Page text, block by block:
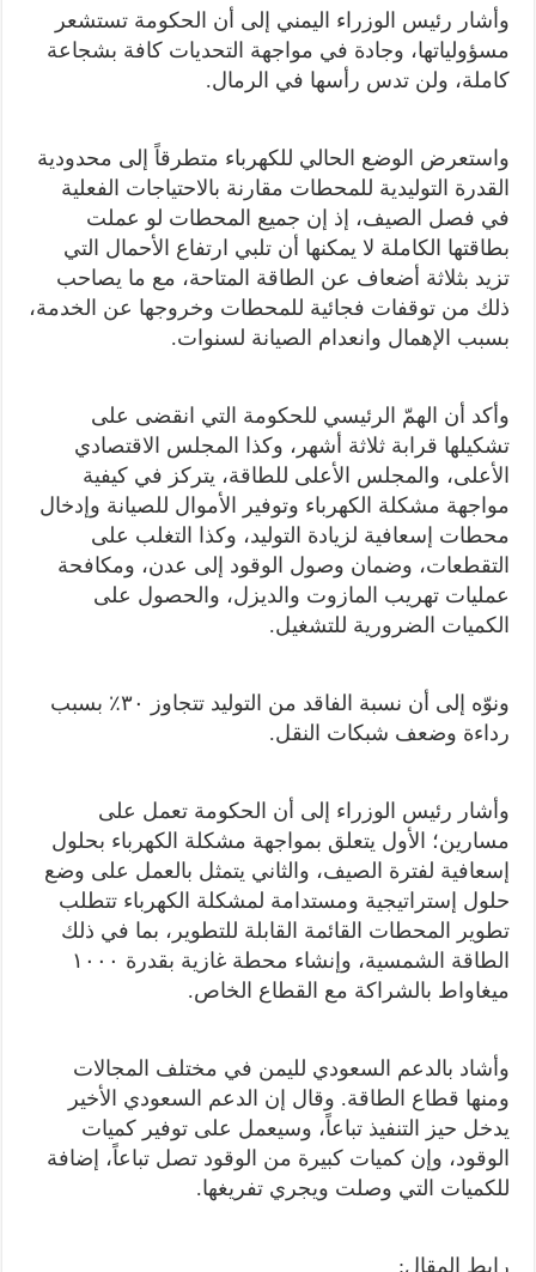
وأشار رئيس الوزراء اليمني إلى أن الحكومة تستشعر
مسؤولياتها، وجادة في مواجهة التحديات كافة بشجاعة
كاملة، ولن تدس رأسها في الرمال.
واستعرض الوضع الحالي للكهرباء متطرقاً إلى محدودية
القدرة التوليدية للمحطات مقارنة بالاحتياجات الفعلية
في فصل الصيف، إذ إن جميع المحطات لو عملت
بطاقتها الكاملة لا يمكنها أن تلبي ارتفاع الأحمال التي
تزيد بثلاثة أضعاف عن الطاقة المتاحة، مع ما يصاحب
ذلك من توقفات فجائية للمحطات وخروجها عن الخدمة،
بسبب الإهمال وانعدام الصيانة لسنوات.
وأكد أن الهمّ الرئيسي للحكومة التي انقضى على
تشكيلها قرابة ثلاثة أشهر، وكذا المجلس الاقتصادي
الأعلى، والمجلس الأعلى للطاقة، يتركز في كيفية
مواجهة مشكلة الكهرباء وتوفير الأموال للصيانة وإدخال
محطات إسعافية لزيادة التوليد، وكذا التغلب على
التقطعات، وضمان وصول الوقود إلى عدن، ومكافحة
عمليات تهريب المازوت والديزل، والحصول على
الكميات الضرورية للتشغيل.
ونوّه إلى أن نسبة الفاقد من التوليد تتجاوز ٣٠٪؜ بسبب
رداءة وضعف شبكات النقل.
وأشار رئيس الوزراء إلى أن الحكومة تعمل على
مسارين؛ الأول يتعلق بمواجهة مشكلة الكهرباء بحلول
إسعافية لفترة الصيف، والثاني يتمثل بالعمل على وضع
حلول إستراتيجية ومستدامة لمشكلة الكهرباء تتطلب
تطوير المحطات القائمة القابلة للتطوير، بما في ذلك
الطاقة الشمسية، وإنشاء محطة غازية بقدرة ١٠٠٠
ميغاواط بالشراكة مع القطاع الخاص.
وأشاد بالدعم السعودي لليمن في مختلف المجالات
ومنها قطاع الطاقة. وقال إن الدعم السعودي الأخير
يدخل حيز التنفيذ تباعاً، وسيعمل على توفير كميات
الوقود، وإن كميات كبيرة من الوقود تصل تباعاً، إضافة
للكميات التي وصلت ويجري تفريغها.
رابط المقال: